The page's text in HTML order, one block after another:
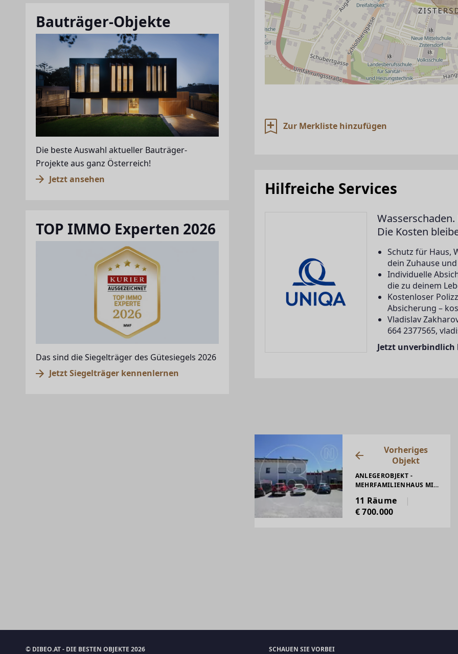
Zur Merkliste hinzufügen
Hilfreiche Services
Die Kosten
Schutz für Haus,
dein Zuhause
Individuelle
die zu deinem
Kostenloser
Absicherung –
Vladislav
664 2377565,
Jetzt unverbindlich
Vorheriges
Objekt
ANLEGEROBJEKT -
MEHRFAMILIENHAUS MIT
PARKPLÄTZEN IN
BESTLAGE!
11 Räume
€ 700.000
Bauträger-Objekte
Die beste Auswahl aktueller Bauträger-
Projekte aus ganz Österreich!
Jetzt ansehen
TOP IMMO Experten 2026
Das sind die Siegelträger des Gütesiegels 2026
Jetzt Siegelträger kennenlernen
© DIBEO.AT - DIE BESTEN OBJEKTE 2026 SCHAUEN SIE VORBEI